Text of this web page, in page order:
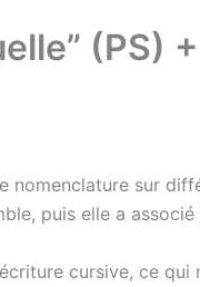
(PS)
nomenclature sur
puis elle a
cursive, ce qui